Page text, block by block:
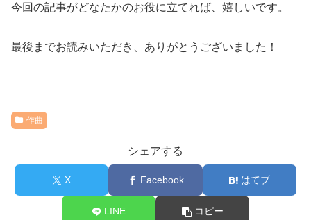
今回の記事がどなたかのお役に立てれば、嬉しいです。
最後までお読みいただき、ありがとうございました！
作曲
シェアする
X Facebook はてブ
LINE コピー